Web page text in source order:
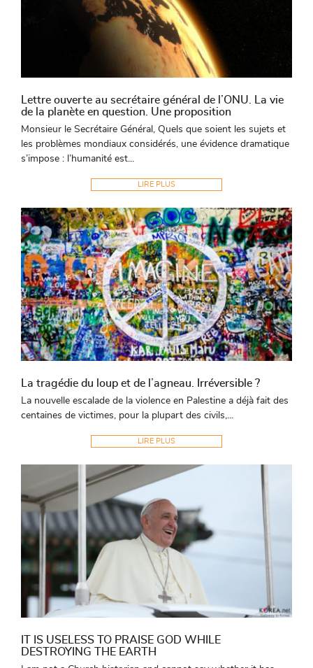
Lettre ouverte au secrétaire général de l’ONU. La vie
de la planète en question. Une proposition
Monsieur le Secrétaire Général, Quels que soient les sujets et
les problèmes mondiaux considérés, une évidence dramatique
s’impose : l’humanité est...
LIRE PLUS
La tragédie du loup et de l’agneau. Irréversible ?
La nouvelle escalade de la violence en Palestine a déjà fait des
centaines de victimes, pour la plupart des civils,...
LIRE PLUS
IT IS USELESS TO PRAISE GOD WHILE
DESTROYING THE EARTH